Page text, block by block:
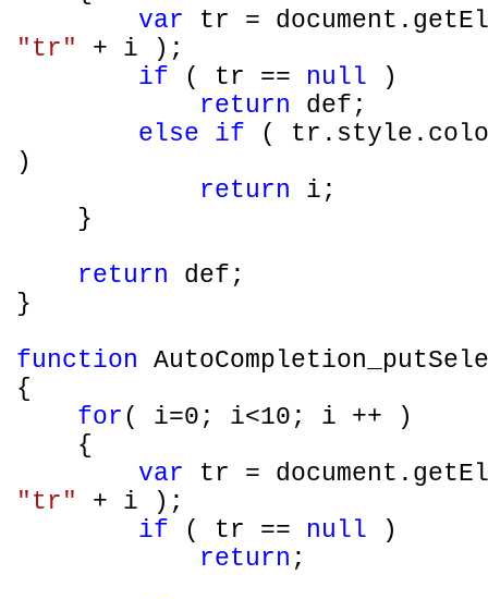
var tr =
"tr"
+ i );
if ( tr == null )
return def;
else
if (
)
return i;
}
return def;
}
function
{
for( i=0; i<10; i ++ )
{
var tr =
"tr"
+ i );
if ( tr == null )
return ;